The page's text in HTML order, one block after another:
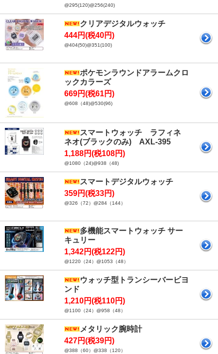
@295(120)@256(240)
クリアデジタルウォッチ
444円(税40円)
@404(50)@351(100)
ポケモンラウンドアラームクロ
ックカラーズ
669円(税61円)
@608（48)@530(96)
スマートウォッチ ラフィネ
ネオ(ブラックのみ) AXL-395
1,188円(税108円)
@1080（24)@938（48)
スマートデジタルウォッチ
359円(税33円)
@326（72）@284（144）
多機能スマートウォッチ サー
キュリー
1,342円(税122円)
@1220（24）@1053（48）
ウォッチ型トランシーバービヨ
ンド
1,210円(税110円)
@1100（24）@958（48）
メタリック腕時計
427円(税39円)
@388（60）@338（120）